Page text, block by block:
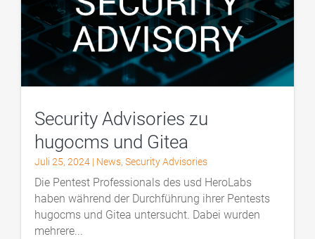
Security Advisories zu
hugocms und Gitea
Juli 25, 2024 | News,Security Advisories
Die Pentest Professionals des usd HeroLabs
haben während der Durchführung ihrer Pentests
hugocms und Gitea untersucht. Dabei wurden
mehrere...